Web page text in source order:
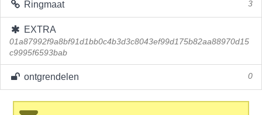
Ringmaat 3
EXTRA
01a87992f9a8bf91d1bb0c4b3d3c8043ef99d175b82aa88970d15
c9995f6593bab
ontgrendelen 0